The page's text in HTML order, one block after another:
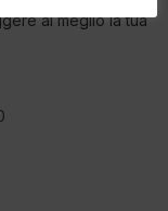
al meglio la tua